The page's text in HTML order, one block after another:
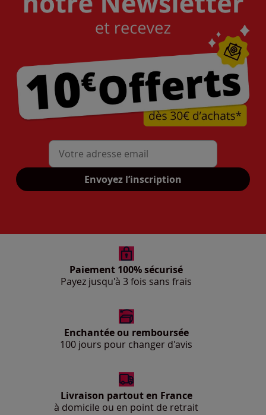
Mon adresse mail
Envoyez l’inscription
Paiement 100% sécurisé
Payez jusqu'à 3 fois sans frais
Enchantée ou remboursée
100 jours pour changer d'avis
Livraison partout en France
à domicile ou en point de retrait